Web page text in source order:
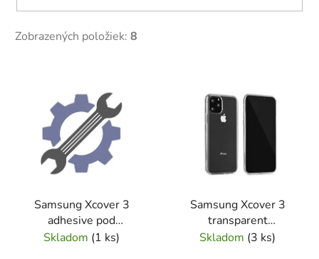
Zobrazených položiek: 8
Samsung Xcover 3
adhesive pod
dotyk.plochu
Skladom (1 ks)
Samsung Xcover 3
transparent
ULTRASLIM
Skladom (3 ks)